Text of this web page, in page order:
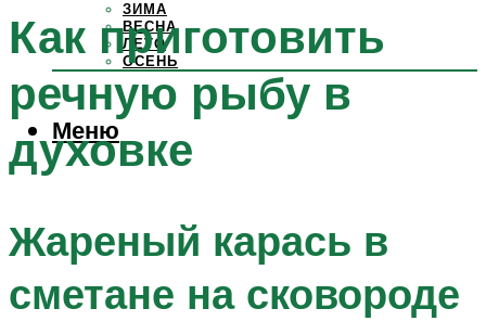
ЗИМА
ВЕСНА
ЛЕТО
ОСЕНЬ
Меню
Как приготовить
речную рыбу в
духовке
Жареный карась в
сметане на сковороде